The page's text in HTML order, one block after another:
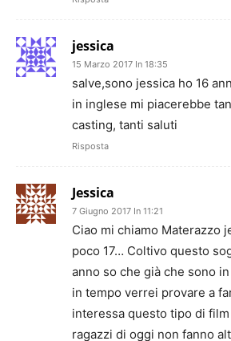
jessica
15 Marzo 2017 In 18:35
salve,sono jessica ho 16
in inglese mi piacerebbe
casting, tanti saluti
Risposta
Jessica
7 Giugno 2017 In 11:21
Ciao mi chiamo Materazzo
poco 17… Coltivo questo
anno so che già che sono
in tempo verrei provare a
interessa questo tipo di
ragazzi di oggi non fanno